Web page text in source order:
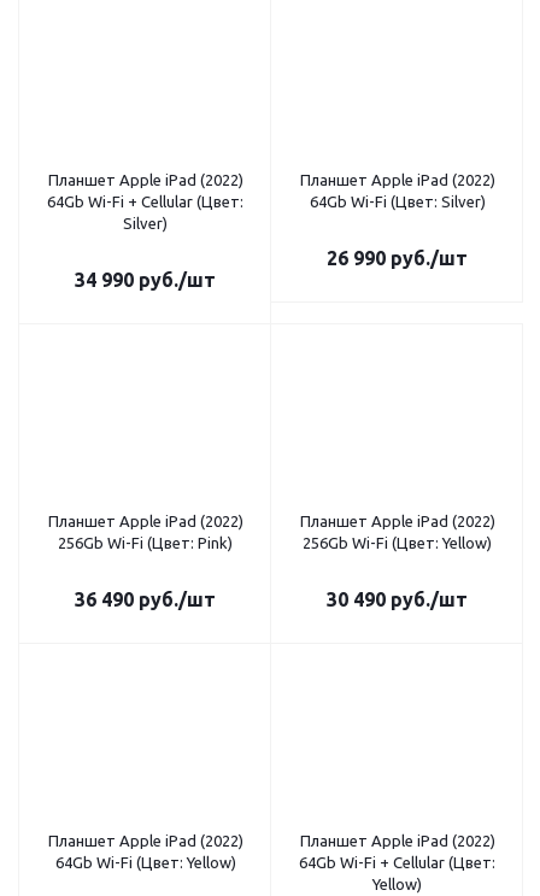
Планшет Apple iPad (2022)
64Gb Wi-Fi + Cellular (Цвет:
Silver)
34 990 руб./шт
Планшет Apple iPad (2022)
64Gb Wi-Fi (Цвет: Silver)
26 990 руб./шт
Планшет Apple iPad (2022)
256Gb Wi-Fi (Цвет: Pink)
36 490 руб./шт
Планшет Apple iPad (2022)
256Gb Wi-Fi (Цвет: Yellow)
30 490 руб./шт
Планшет Apple iPad (2022)
64Gb Wi-Fi (Цвет: Yellow)
Планшет Apple iPad (2022)
64Gb Wi-Fi + Cellular (Цвет:
Yellow)